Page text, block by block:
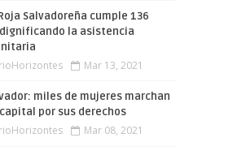
Salvadoreña cumple 136
la asistencia
Mar 13, 2021
miles de mujeres marchan
por sus derechos
Mar 08, 2021